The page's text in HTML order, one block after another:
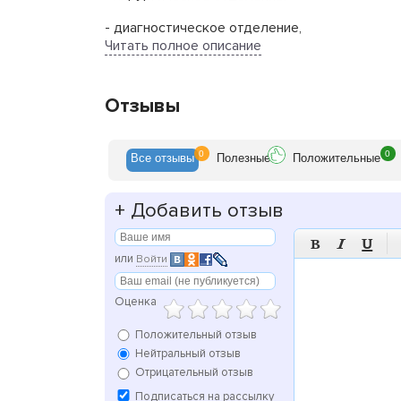
- диагностическое отделение,
- отделение профосмотров.
Основной задачей специалистов всех
гораздо легче и экономичнее, чем
(медицинский скрининг) и
или предстоящем исследовании. Наряду с
Читать полное описание
Отзывы
Все отзывы 0 Полезные Положительные 0
+ Добавить отзыв
или Войти
Оценка
Положительный отзыв
Нейтральный отзыв
Отрицательный отзыв
Подписаться на рассылку
  